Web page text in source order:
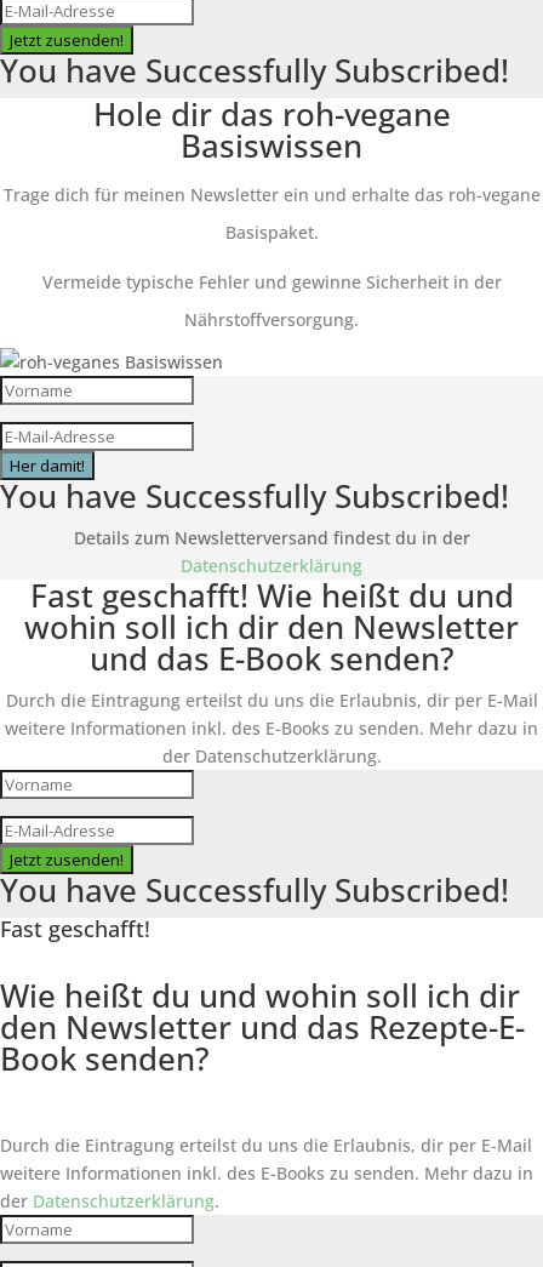
Jetzt zusenden!
You have Successfully Subscribed!
Hole dir das roh-vegane
Basiswissen
Trage dich für meinen Newsletter ein und erhalte das roh-vegane
Basispaket.
Vermeide typische Fehler und gewinne Sicherheit in der
Nährstoffversorgung.
Her damit!
You have Successfully Subscribed!
Details zum Newsletterversand findest du in der
Datenschutzerklärung
Fast geschafft! Wie heißt du und
wohin soll ich dir den Newsletter
und das E-Book senden?
Durch die Eintragung erteilst du uns die Erlaubnis, dir per E-Mail
weitere Informationen inkl. des E-Books zu senden. Mehr dazu in
der Datenschutzerklärung.
Jetzt zusenden!
You have Successfully Subscribed!
Fast geschafft!
Wie heißt du und wohin soll ich dir
den Newsletter und das Rezepte-E-
Book senden?
Durch die Eintragung erteilst du uns die Erlaubnis, dir per E-Mail
weitere Informationen inkl. des E-Books zu senden. Mehr dazu in
der Datenschutzerklärung.